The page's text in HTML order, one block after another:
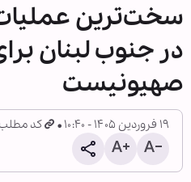
سخت‌ترین
در جنوب لبنان
صهیونیست
۱۹ فروردین ۱۴۰۵ - ۱۰:۴۰ کد مطلب: